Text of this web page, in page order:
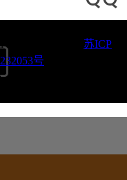
Reserved. 苏ICP
号
0510-87612798 关键